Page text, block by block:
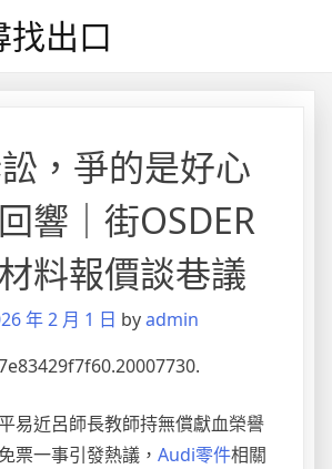
找出口
，爭的是好心
響｜街OSDER
料報價談巷議
年 2 月 1 日 byadmin
易近呂師長教師持無償獻血榮譽
票一事引發熱議， Audi零件相關